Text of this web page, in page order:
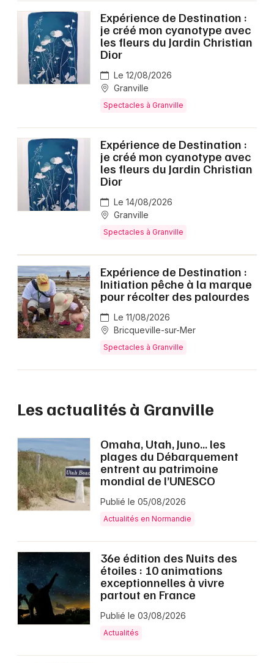
Expérience de Destination :
je créé mon cyanotype avec
les fleurs du Jardin Christian
Dior
Le 12/08/2026
Granville
Spectacles à Granville
Expérience de Destination :
je créé mon cyanotype avec
les fleurs du Jardin Christian
Dior
Le 14/08/2026
Granville
Spectacles à Granville
Expérience de Destination :
Initiation pêche à la marque
pour récolter des palourdes
Le 11/08/2026
Bricqueville-sur-Mer
Spectacles à Granville
Les actualités à Granville
Omaha, Utah, Juno… les
plages du Débarquement
entrent au patrimoine
mondial de l’UNESCO
Publié le 05/08/2026
Actualités en Normandie
36e édition des Nuits des
étoiles : 10 animations
exceptionnelles à vivre
partout en France
Publié le 03/08/2026
Actualités